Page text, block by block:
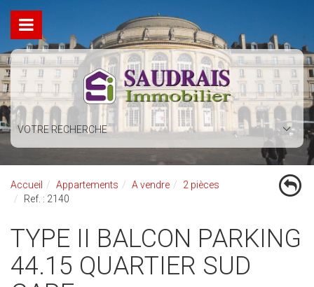
VOTRE RECHERCHE
Accueil Appartements A vendre
2 pièces
Ref. : 2140
TYPE II BALCON PARKING
44.15 QUARTIER SUD